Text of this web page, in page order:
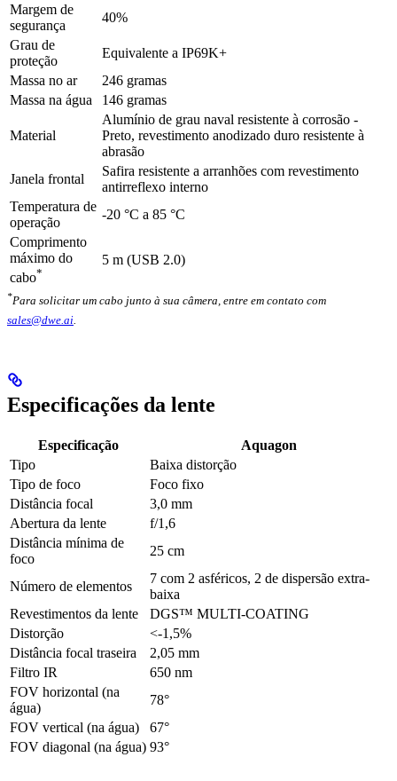
Margem de
segurança
40%
Grau de
proteção
Equivalente a IP69K+
Massa no ar
246 gramas
Massa na água
146 gramas
Material
Alumínio de grau naval resistente à corrosão -
Preto, revestimento anodizado duro resistente à
abrasão
Janela frontal
Safira resistente a arranhões com revestimento
antirreflexo interno
Temperatura de
operação
-20 °C a 85 °C
Comprimento
máximo do
cabo*
5 m (USB 2.0)
*Para solicitar um cabo junto à sua câmera, entre em contato com
sales@dwe.ai.
Especificações da lente
Especificação
Aquagon
Tipo
Baixa distorção
Tipo de foco
Foco fixo
Distância focal
3,0 mm
Abertura da lente
f/1,6
Distância mínima de
foco
25 cm
Número de elementos
7 com 2 asféricos, 2 de dispersão extra-
baixa
Revestimentos da lente
DGS™ MULTI-COATING
Distorção
<-1,5%
Distância focal traseira
2,05 mm
Filtro IR
650 nm
FOV horizontal (na
água)
78°
FOV vertical (na água)
67°
FOV diagonal (na água) 93°